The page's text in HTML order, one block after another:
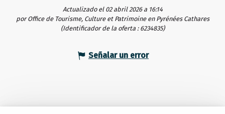
Actualizado el 02 abril 2026 a 16:14
por Office de Tourisme, Culture et Patrimoine en Pyrénées Cathares
(Identificador de la oferta : 6234835)
Señalar un error